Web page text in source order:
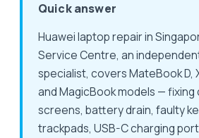
Quick answer
Huawei laptop repair in
Service Centre, an
specialist, covers MateBook D,
and MagicBook models — fixing
screens, battery drain, faulty
trackpads, USB-C charging